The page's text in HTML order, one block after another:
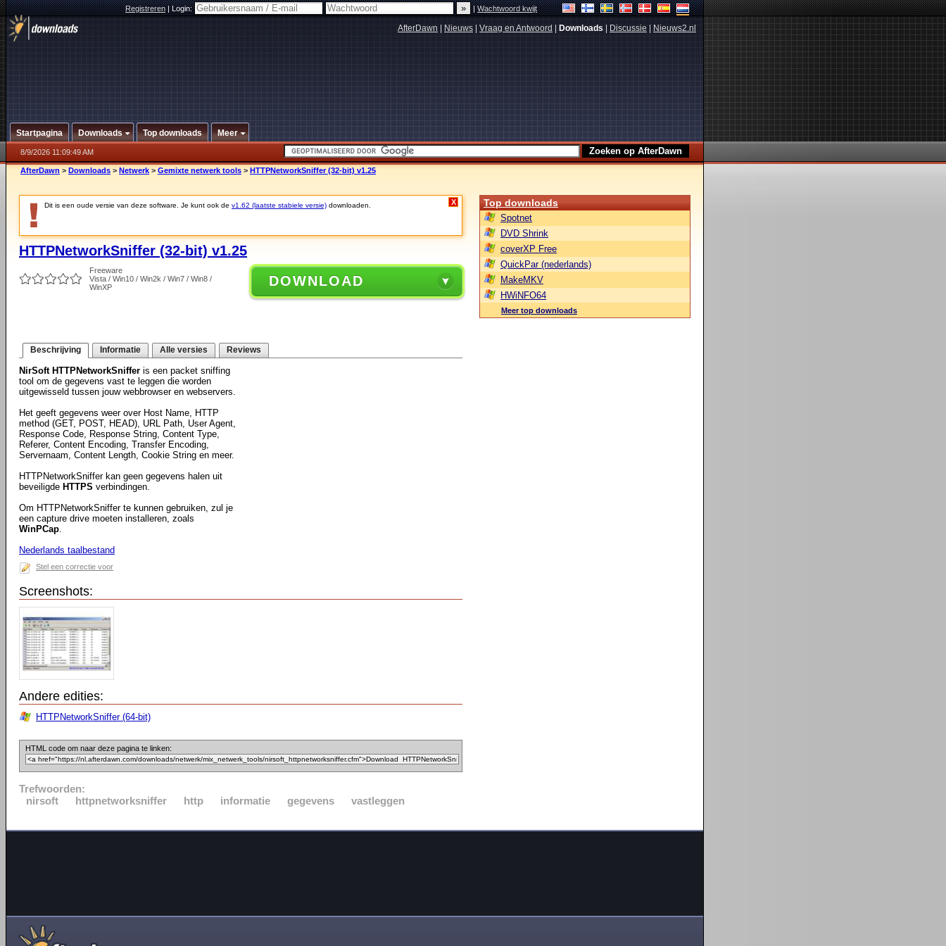
Registreren|Login: |Wachtwoord kwijt
AfterDawn Nieuws Vraag en Antwoord Downloads Discussie Nieuws2.nl
Startpagina Downloads Top downloads Meer
8/9/2026 11:09:49 AM
AfterDawn > Downloads > Netwerk > Gemixte netwerk tools > HTTPNetworkSniffer (32-bit) v1.25
Dit is een oude versie van deze software. Je kunt ook de v1.62 (laatste stabiele versie) downloaden. X
HTTPNetworkSniffer (32-bit) v1.25
Freeware
Vista / Win10 / Win2k / Win7 / Win8 /
WinXP
DOWNLOAD
Beschrijving Informatie Alle versies Reviews
NirSoft HTTPNetworkSniffer is een packet sniffing
tool om de gegevens vast te leggen die worden
uitgewisseld tussen jouw webbrowser en webservers.
Het geeft gegevens weer over Host Name, HTTP
method (GET, POST, HEAD), URL Path, User Agent,
Response Code, Response String, Content Type,
Referer, Content Encoding, Transfer Encoding,
Servernaam, Content Length, Cookie String en meer.
HTTPNetworkSniffer kan geen gegevens halen uit
beveiligde HTTPS verbindingen.
Om HTTPNetworkSniffer te kunnen gebruiken, zul je
een capture drive moeten installeren, zoals
WinPCap.
Nederlands taalbestand
Stel een correctie voor
Screenshots:
Andere edities:
HTTPNetworkSniffer (64-bit)
HTML code om naar deze pagina te linken:
Trefwoorden:
nirsoft
httpnetworksniffer http informatie gegevens vastleggen
Top downloads
Spotnet
DVD Shrink
coverXP Free
QuickPar (nederlands)
MakeMKV
HWiNFO64
Meer top downloads